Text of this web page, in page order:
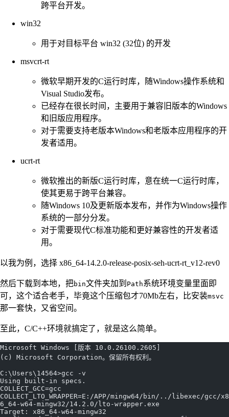
跨平台开发。
win32
用于对目标平台 win32 (32位) 的开发
msvcrt-rt
微软早期开发的C运行时库，随Windows操作系统和
Visual Studio发布。
已经存在很长时间，主要用于兼容旧版本的Windows
和旧版应用程序。
对于需要支持老版本Windows和老版本应用程序的开
发者适用。
ucrt-rt
微软推出的新版C运行时库，意在统一C运行时库，
使其更易于跨平台兼容。
随Windows 10及更新版本发布，并作为Windows操作
系统的一部分分发。
对于需要现代C标准功能和更好兼容性的开发者适
用。
以我为例，选择 x86_64-14.2.0-release-posix-seh-ucrt-rt_v12-rev0
然后下载到本地，把bin文件夹加到 Path系统环境变量里面即
可，这个适合老手，毕竟这个压缩包才70Mb左右，比安装msvc
那一套快，又省空间。
至此，C/C++环境就搞定了，就是这么简单。
Microsoft Windows [版本 10.0.26100.2605]
(c) Microsoft Corporation。保留所有权利。
C:\Users\14564>gcc -v
Using built-in specs.
COLLECT_GCC=gcc
COLLECT_LTO_WRAPPER=E:/APP/mingw64/bin/../libexec/gcc/x8
6_64-w64-mingw32/14.2.0/lto-wrapper.exe
Target: x86_64-w64-mingw32